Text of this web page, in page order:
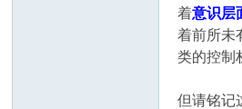
着意识层
着前所未
类的控制
但请铭记